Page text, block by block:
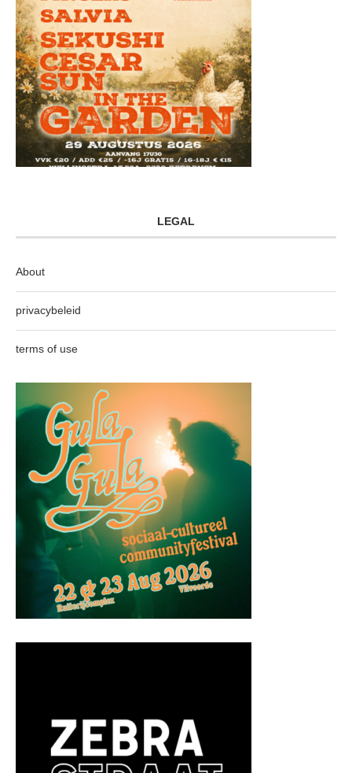
LEGAL
About
privacybeleid
terms of use